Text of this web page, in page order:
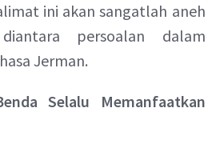
ini akan sangatlah aneh
persoalan dalam
Jerman.
Selalu Memanfaatkan